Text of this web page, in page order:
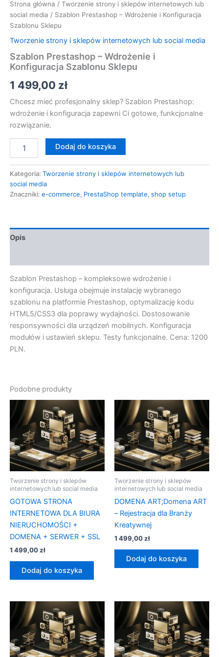
Strona główna / Tworzenie strony i sklepów internetowych lub
social media / Szablon Prestashop – Wdrożenie i Konfiguracja
Szablonu Sklepu
Tworzenie strony i sklepów internetowych lub social media
Szablon Prestashop – Wdrożenie i
Konfiguracja Szablonu Sklepu
1 499,00 zł
Chcesz mieć profesjonalny sklep? Szablon Prestashop:
wdrożenie i konfiguracja zapewni Ci gotowe, funkcjonalne
rozwiązanie.
Dodaj do koszyka
Kategoria: Tworzenie strony i sklepów internetowych lub
social media
Znaczniki: e-commerce, PrestaShop template, shop setup
Opis
Szablon Prestashop – kompleksowe wdrożenie i
konfiguracja. Usługa obejmuje instalację wybranego
szablonu na platformie Prestashop, optymalizację kodu
HTML5/CSS3 dla poprawy wydajności. Dostosowanie
responsywności dla urządzeń mobilnych. Konfiguracja
modułów i ustawień sklepu. Testy funkcjonalne. Cena: 1200
PLN.
Podobne produkty
Tworzenie strony i sklepów
internetowych lub social media
GOTOWA STRONA
INTERNETOWA DLA BIURA
NIERUCHOMOŚCI +
DOMENA + SERWER + SSL
1 499,00zł
Dodaj do koszyka
Tworzenie strony i sklepów
internetowych lub social media
DOMENA ART;Domena ART
– Rejestracja dla Branży
Kreatywnej
1 499,00zł
Dodaj do koszyka